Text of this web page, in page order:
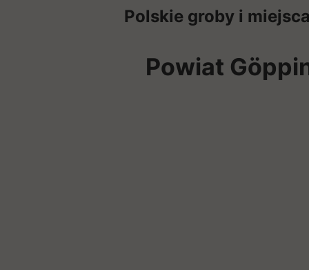
Polskie groby i
Powiat